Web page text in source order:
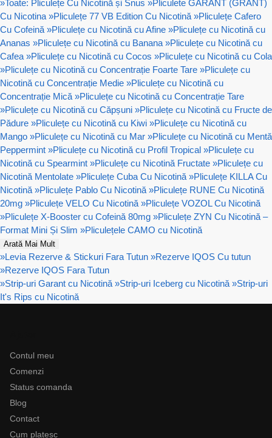
»Toate: Pliculețe Cu Nicotină și Snus »Pliculete GARANT (GRANT)
Cu Nicotina »Pliculețe 77 VB Edition Cu Nicotină »Pliculețe Cafero
Cu Cofeină »Pliculețe cu Nicotină cu Afine »Pliculețe cu Nicotină cu
Ananas »Pliculețe cu Nicotină cu Banana »Pliculețe cu Nicotină cu
Cafea »Pliculețe cu Nicotină cu Cocos »Pliculețe cu Nicotină cu Cola
»Pliculețe cu Nicotină cu Concentrație Foarte Tare »Pliculețe cu
Nicotină cu Concentrație Medie »Pliculețe cu Nicotină cu
Concentrație Mică »Pliculețe cu Nicotină cu Concentrație Tare
»Pliculețe cu Nicotină cu Căpșuni »Pliculețe cu Nicotină cu Fructe de
Pădure »Pliculețe cu Nicotină cu Kiwi »Pliculețe cu Nicotină cu
Mango »Pliculețe cu Nicotină cu Mar »Pliculețe cu Nicotină cu Mentă
Peppermint »Pliculețe cu Nicotină cu Profil Tropical »Pliculețe cu
Nicotină cu Spearmint »Pliculețe cu Nicotină Fructate »Pliculețe cu
Nicotină Mentolate »Pliculețe Cuba Cu Nicotină »Pliculețe KILLA Cu
Nicotină »Pliculețe Pablo Cu Nicotină »Pliculețe RUNE Cu Nicotină
20mg »Pliculețe VELO Cu Nicotină »Pliculețe VOZOL Cu Nicotină
»Pliculețe X-Booster cu Cofeină 80mg »Pliculețe ZYN Cu Nicotină –
Format Mini Și Slim »Pliculețele CAMO cu Nicotină
Arată Mai Mult
»Levia Rezerve & Stickuri Fara Tutun »Rezerve IQOS Cu tutun
»Rezerve IQOS Fara Tutun
»Strip-uri Garant cu Nicotină »Strip-uri Iceberg cu Nicotină »Strip-uri
It's Rips cu Nicotină
Contul meu
Comenzi
Status comanda
Blog
Contact
Cum platesc